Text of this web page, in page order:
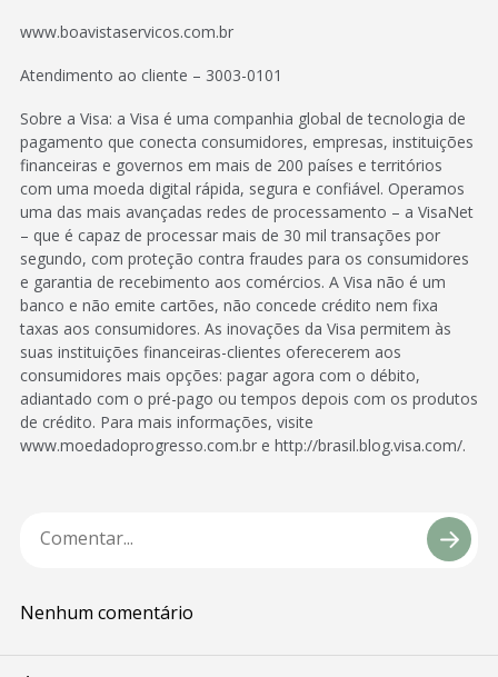
www.boavistaservicos.com.br
Atendimento ao cliente – 3003-0101
Sobre a Visa: a Visa é uma companhia global de tecnologia de
pagamento que conecta consumidores, empresas, instituições
financeiras e governos em mais de 200 países e territórios
com uma moeda digital rápida, segura e confiável. Operamos
uma das mais avançadas redes de processamento – a VisaNet
– que é capaz de processar mais de 30 mil transações por
segundo, com proteção contra fraudes para os consumidores
e garantia de recebimento aos comércios. A Visa não é um
banco e não emite cartões, não concede crédito nem fixa
taxas aos consumidores. As inovações da Visa permitem às
suas instituições financeiras-clientes oferecerem aos
consumidores mais opções: pagar agora com o débito,
adiantado com o pré-pago ou tempos depois com os produtos
de crédito. Para mais informações, visite
www.moedadoprogresso.com.br e http://brasil.blog.visa.com/.
Nenhum comentário